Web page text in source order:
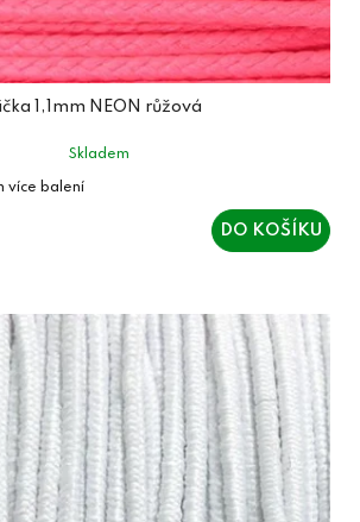
1,1mm NEON růžová
Skladem
DO KOŠÍKU